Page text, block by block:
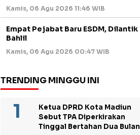
Kamis, 06 Agu 2026 11:46 WIB
Empat Pejabat Baru ESDM, Dilantik
Bahlil
Kamis, 06 Agu 2026 00:47 WIB
TRENDING MINGGU INI
Ketua DPRD Kota Madiun
Sebut TPA Diperkirakan
Tinggal Bertahan Dua Bulan